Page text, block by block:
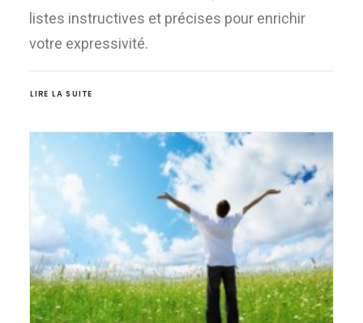
listes instructives et précises pour enrichir
votre expressivité.
LIRE LA SUITE